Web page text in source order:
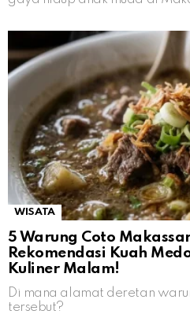
WISATA
5 Warung Coto
Rekomendasi Kuah
Kuliner Malam!
Di mana alamat deretan
tersebut?